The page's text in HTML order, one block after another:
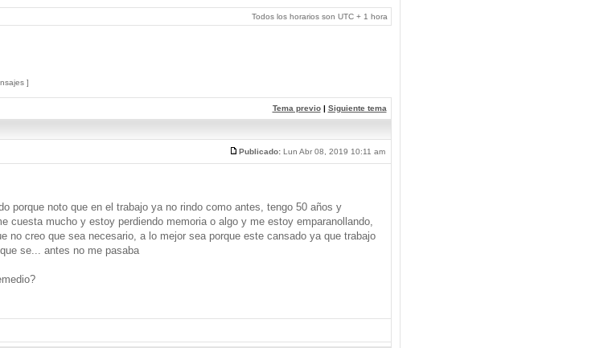
Todos los horarios son UTC + 1 hora
]
Tema previo| Siguiente tema
Publicado:Lun Abr 08, 2019 10:11 am
porque noto que en el trabajo ya no rindo como antes, tengo 50 años y
cuesta mucho y estoy perdiendo memoria o algo y me estoy emparanollando,
no creo que sea necesario, a lo mejor sea porque este cansado ya que trabajo
se... antes no me pasaba